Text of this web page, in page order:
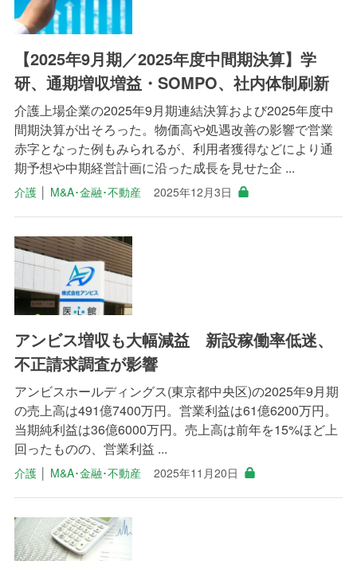
【2025年9月期／2025年度中間期決算】学
研、通期増収増益・SOMPO、社内体制刷新
介護上場企業の2025年9月期連結決算および2025年度中
間期決算が出そろった。物価高や処遇改善の影響で営業
赤字となった例もみられるが、利用者獲得などにより通
期予想や中期経営計画に沿った成長を見せた企 ...
介護│ M&A･金融･不動産 2025年12月3日
アンビス増収も大幅減益 新設稼働率低迷、
不正請求調査が影響
アンビスホールディングス(東京都中央区)の2025年9月期
の売上高は491億7400万円。営業利益は61億6200万円。
当期純利益は36億6000万円。売上高は前年を15%ほど上
回ったものの、営業利益 ...
介護│ M&A･金融･不動産 2025年11月20日